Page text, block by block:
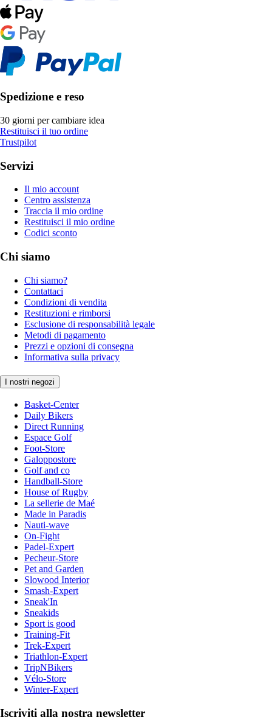
Spedizione e reso
30 giorni per cambiare idea
Restituisci il tuo ordine
Trustpilot
Servizi
Il mio account
Centro assistenza
Traccia il mio ordine
Restituisci il mio ordine
Codici sconto
Chi siamo
Chi siamo?
Contattaci
Condizioni di vendita
Restituzioni e rimborsi
Esclusione di responsabilità legale
Metodi di pagamento
Prezzi e opzioni di consegna
Informativa sulla privacy
I nostri negozi
Basket-Center
Daily Bikers
Direct Running
Espace Golf
Foot-Store
Galoppostore
Golf and co
Handball-Store
House of Rugby
La sellerie de Maé
Made in Paradis
Nauti-wave
On-Fight
Padel-Expert
Pecheur-Store
Pet and Garden
Slowood Interior
Smash-Expert
Sneak'In
Sneakids
Sport is good
Training-Fit
Trek-Expert
Triathlon-Expert
TripNBikers
Vélo-Store
Winter-Expert
Iscriviti alla nostra newsletter